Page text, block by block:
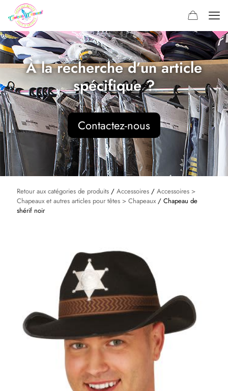
À la recherche d’un article
spécifique ?
Contactez-nous
Retour aux catégories de produits / Accessoires / Accessoires >
Chapeaux et autres articles pour têtes > Chapeaux / Chapeau de
shérif noir